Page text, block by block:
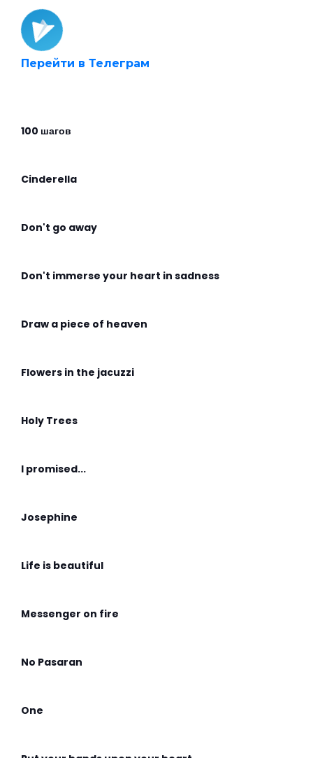
Перейти в Телеграм
100 шагов
Cinderella
Don't go away
Don't immerse your heart in sadness
Draw a piece of heaven
Flowers in the jacuzzi
Holy Trees
I promised...
Josephine
Life is beautiful
Messenger on fire
No Pasaran
One